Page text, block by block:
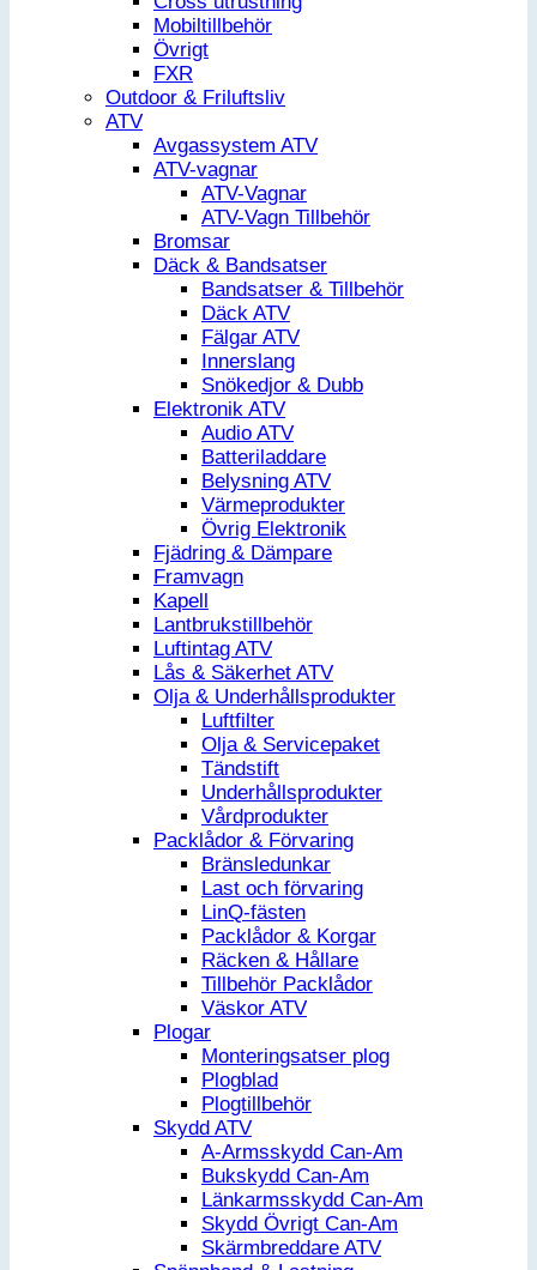
Mobiltillbehör
Övrigt
FXR
Outdoor & Friluftsliv
ATV
Avgassystem ATV
ATV-vagnar
ATV-Vagnar
ATV-Vagn Tillbehör
Bromsar
Däck & Bandsatser
Bandsatser & Tillbehör
Däck ATV
Fälgar ATV
Innerslang
Snökedjor & Dubb
Elektronik ATV
Audio ATV
Batteriladdare
Belysning ATV
Värmeprodukter
Övrig Elektronik
Fjädring & Dämpare
Framvagn
Kapell
Lantbrukstillbehör
Luftintag ATV
Lås & Säkerhet ATV
Olja & Underhållsprodukter
Luftfilter
Olja & Servicepaket
Tändstift
Underhållsprodukter
Vårdprodukter
Packlådor & Förvaring
Bränsledunkar
Last och förvaring
LinQ-fästen
Packlådor & Korgar
Räcken & Hållare
Tillbehör Packlådor
Väskor ATV
Plogar
Monteringsatser plog
Plogblad
Plogtillbehör
Skydd ATV
A-Armsskydd Can-Am
Bukskydd Can-Am
Länkarmsskydd Can-Am
Skydd Övrigt Can-Am
Skärmbreddare ATV